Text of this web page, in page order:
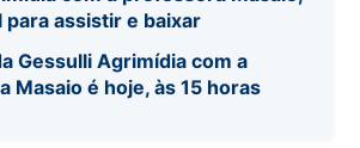
para assistir e baixar
Gessulli Agrimídia com a
Masaio é hoje, às 15 horas